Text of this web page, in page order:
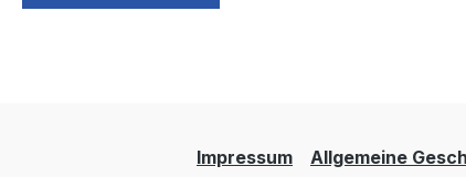
Impressum Allgemeine